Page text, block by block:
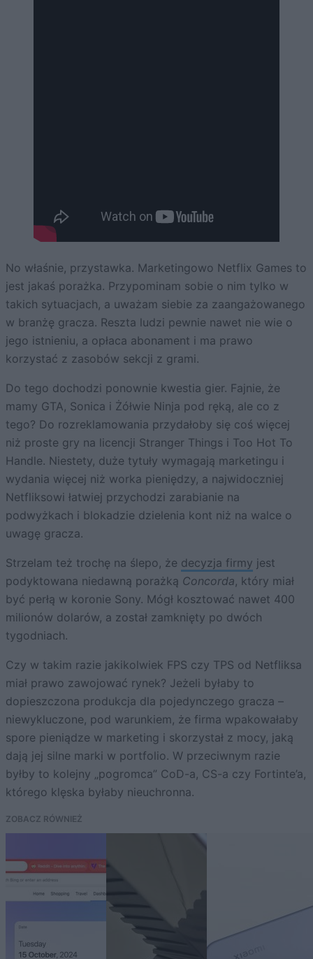
No właśnie, przystawka. Marketingowo Netflix Games to
jest jakaś porażka. Przypominam sobie o nim tylko w
takich sytuacjach, a uważam siebie za zaangażowanego
w branżę gracza. Reszta ludzi pewnie nawet nie wie o
jego istnieniu, a opłaca abonament i ma prawo
korzystać z zasobów sekcji z grami.
Do tego dochodzi ponownie kwestia gier. Fajnie, że
mamy GTA, Sonica i Żółwie Ninja pod ręką, ale co z
tego? Do rozreklamowania przydałoby się coś więcej
niż proste gry na licencji Stranger Things i Too Hot To
Handle. Niestety, duże tytuły wymagają marketingu i
wydania więcej niż worka pieniędzy, a najwidoczniej
Netfliksowi łatwiej przychodzi zarabianie na
podwyżkach i blokadzie dzielenia kont niż na walce o
uwagę gracza.
Strzelam też trochę na ślepo, że decyzja firmy jest
podyktowana niedawną porażką Concorda, który miał
być perłą w koronie Sony. Mógł kosztować nawet 400
milionów dolarów, a został zamknięty po dwóch
tygodniach.
Czy w takim razie jakikolwiek FPS czy TPS od Netfliksa
miał prawo zawojować rynek? Jeżeli byłaby to
dopieszczona produkcja dla pojedynczego gracza –
niewykluczone, pod warunkiem, że firma wpakowałaby
spore pieniądze w marketing i skorzystał z mocy, jaką
dają jej silne marki w portfolio. W przeciwnym razie
byłby to kolejny „pogromca” CoD-a, CS-a czy Fortinte’a,
którego klęska byłaby nieuchronna.
ZOBACZ RÓWNIEŻ